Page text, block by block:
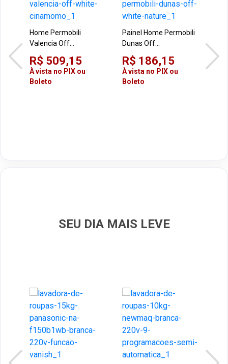
Home Permobili
Valencia Off
White/Cinamomo
R$ 509,15
À vista no PIX ou
Boleto
Painel Home Permobili
Dunas Off
White/Nature
R$ 186,15
À vista no PIX ou
Boleto
Off
SEU DIA MAIS LEVE